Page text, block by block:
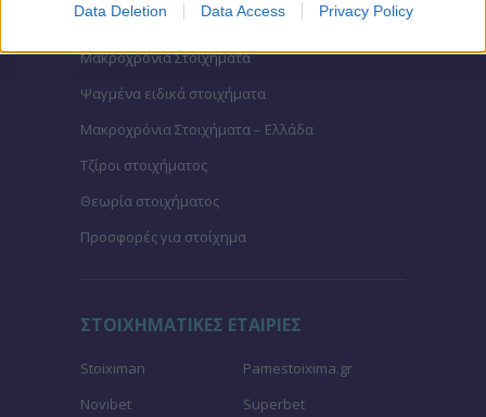
Data Deletion Data Access Privacy Policy
Ενισχυμένες Αποδόσεις
Μακροχρόνια Στοιχήματα
Ψαγμένα ειδικά στοιχήματα
Μακροχρόνια Στοιχήματα – Ελλάδα
Τζίροι στοιχήματος
Θεωρία στοιχήματος
Προσφορές για στοίχημα
ΣΤΟΙΧΗΜΑΤΙΚΕΣ ΕΤΑΙΡΙΕΣ
Stoiximan
Pamestoixima.gr
Novibet
Superbet